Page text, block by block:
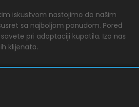
iskustvom nastojimo da našim
sa najboljom ponudom. Pored
pri adaptaciji kupatila. Iza nas
klijenata.